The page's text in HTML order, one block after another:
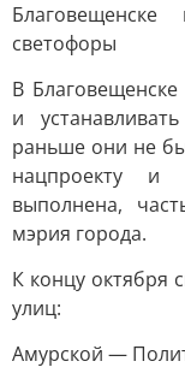
светофоры
В
и
раньше они не
нацпроекту
выполнена,
мэрия города.
К концу октября
улиц:
Амурской —